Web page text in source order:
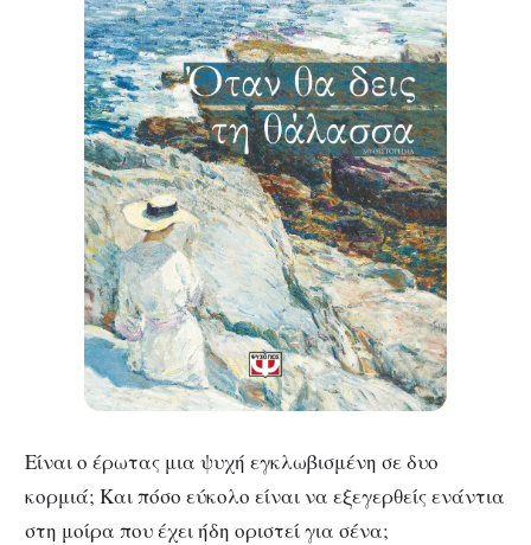
Είναι ο έρωτας μια ψυχή εγκλωβισμένη σε δυο
κορμιά; Και πόσο εύκολο είναι να εξεγερθείς ενάντια
στη μοίρα που έχει ήδη οριστεί για σένα;